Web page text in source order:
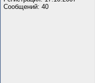
Сообщений: 40